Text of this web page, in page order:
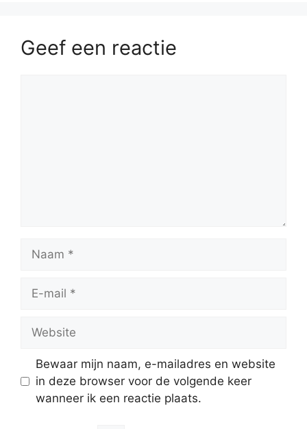
Geef een reactie
Naam
Website
Bewaar mijn naam, e-mailadres en website
in deze browser voor de volgende keer
wanneer ik een reactie plaats.